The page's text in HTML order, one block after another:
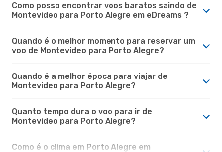
Como posso encontrar voos baratos saindo de
Montevideo para Porto Alegre em eDreams ?
Quando é o melhor momento para reservar um
voo de Montevideo para Porto Alegre?
Quando é a melhor época para viajar de
Montevideo para Porto Alegre?
Quanto tempo dura o voo para ir de
Montevideo para Porto Alegre?
Como é o clima em Porto Alegre em